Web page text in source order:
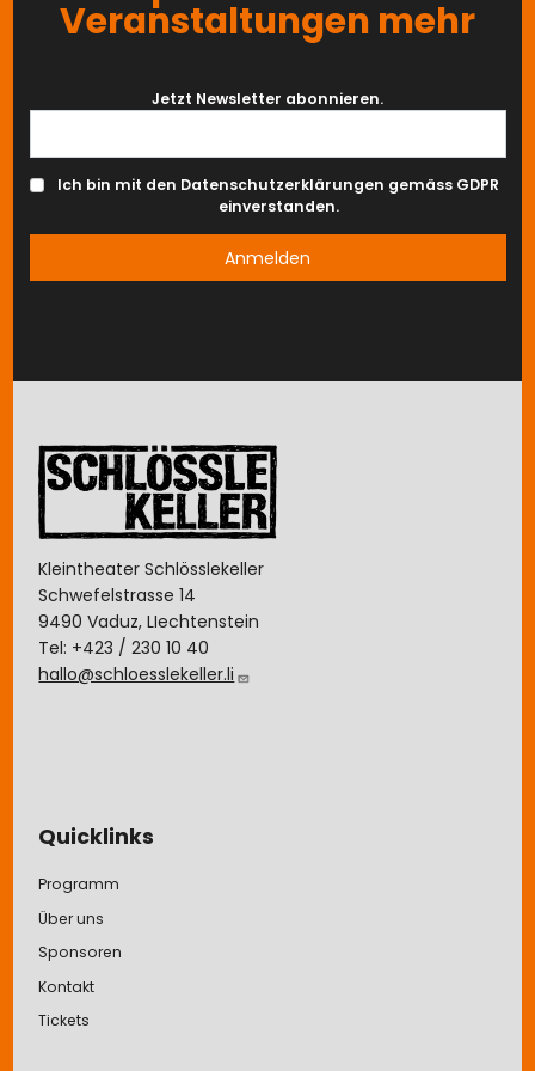
Veranstaltungen mehr
Jetzt Newsletter abonnieren.
Ich bin mit den Datenschutzerklärungen gemäss GDPR
einverstanden.
Image
Kleintheater Schlösslekeller
Schwefelstrasse 14
9490 Vaduz, LIechtenstein
Tel: +423 / 230 10 40
hallo@schloesslekeller.li
Quicklinks
Programm
Über uns
Sponsoren
Kontakt
Tickets